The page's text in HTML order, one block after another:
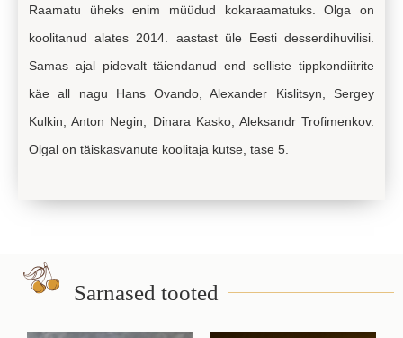
Raamatu üheks enim müüdud kokaraamatuks. Olga on
koolitanud alates 2014. aastast üle Eesti desserdihuvilisi.
Samas ajal pidevalt täiendanud end selliste tippkondiitrite
käe all nagu Hans Ovando, Alexander Kislitsyn, Sergey
Kulkin, Anton Negin, Dinara Kasko, Aleksandr Trofimenkov.
Olgal on täiskasvanute koolitaja kutse, tase 5.
Sarnased tooted